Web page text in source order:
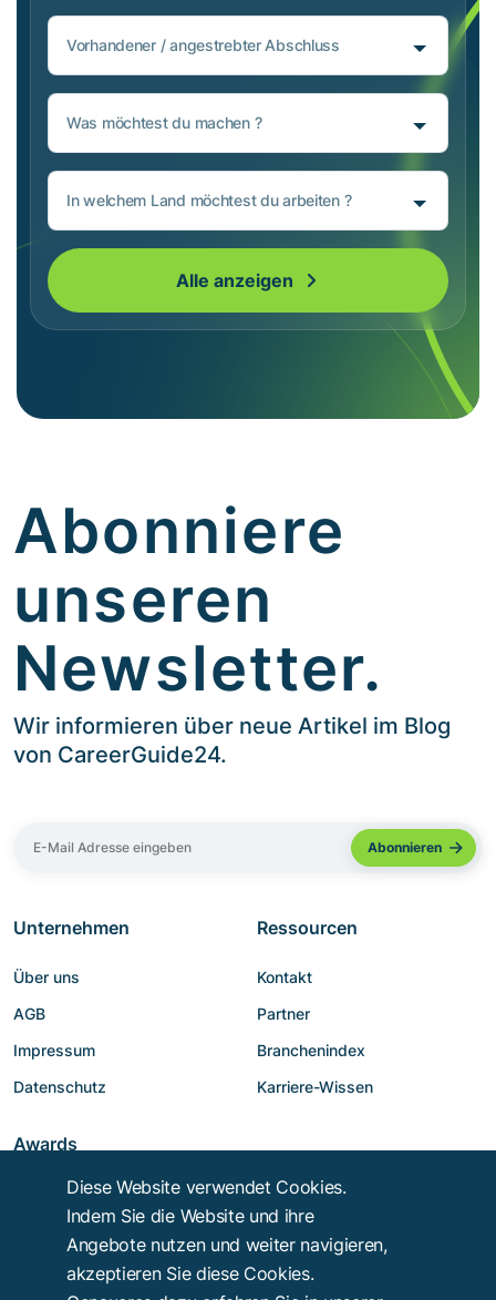
Was möchtest du machen ?
In welchem Land möchtest du arbeiten ?
Vorhandener / angestrebter Abschluss
Alle anzeigen
Abonniere
unseren
Newsletter.
Wir informieren über neue Artikel im Blog
von CareerGuide24.
Unternehmen
Über uns
AGB
Impressum
Datenschutz
Ressourcen
Kontakt
Partner
Branchenindex
Karriere-Wissen
Awards
Diese Website verwendet Cookies.
Indem Sie die Website und ihre
Angebote nutzen und weiter navigieren,
akzeptieren Sie diese Cookies.